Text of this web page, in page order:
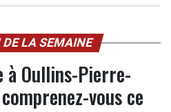
DE LA SEMAINE
à Oullins-Pierre-
vous ce